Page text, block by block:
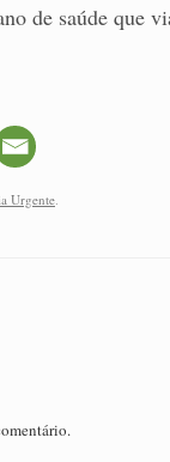
de saúde que
Urgente